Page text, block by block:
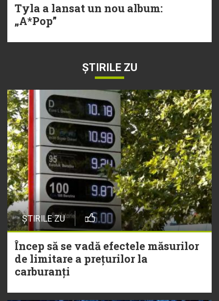
Tyla a lansat un nou album:
„A*Pop”
ȘTIRILE ZU
ȘTIRILE ZU
Încep să se vadă efectele măsurilor
de limitare a prețurilor la
carburanți